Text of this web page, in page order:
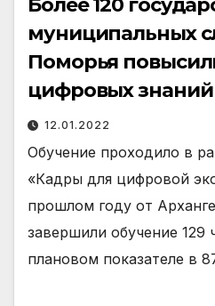
Более 120
муниципальных
Поморья
цифровых знаний
12.01.2022
Обучение проходило в
«Кадры для цифровой
прошлом году от
завершили обучение 129
плановом показателе в